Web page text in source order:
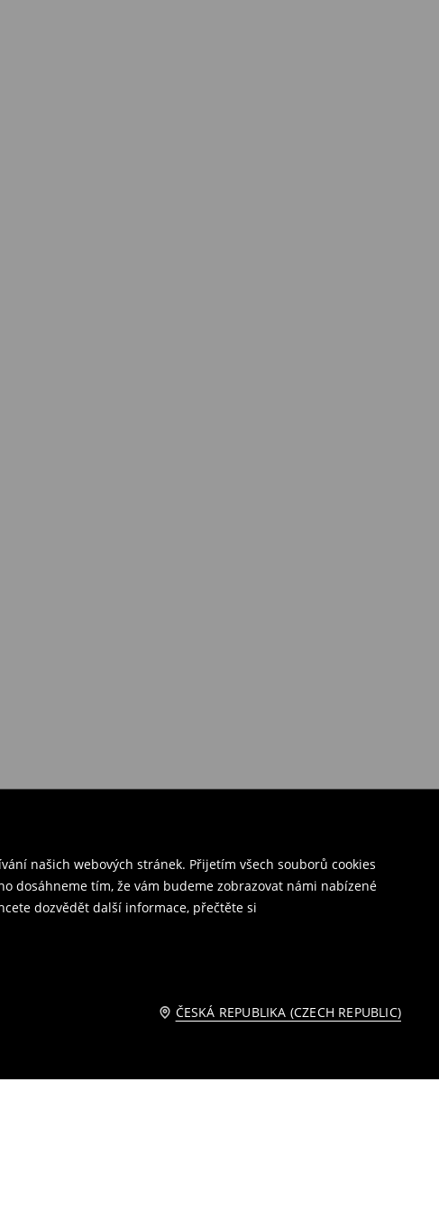
našich webových stránek. Přijetím všech souborů cookies
dosáhneme tím, že vám budeme zobrazovat námi nabízené
dozvědět další informace, přečtěte si
ČESKÁ REPUBLIKA (CZECH REPUBLIC)